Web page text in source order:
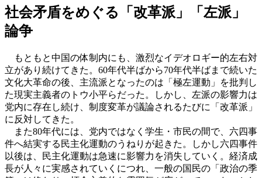
社会矛盾をめぐる「改革派」「左派」
論争
もともと中国の体制内にも、激烈なイデオロギー的左右対
立があり続けてきた。60年代半ばから70年代半ばまで続いた
文化大革命の後、主流派となったのは「極左運動」を批判し
た現実主義者のトウ小平らだった。しかし、左派の影響力は
党内に存在し続け、制度変革が議論されるたびに「改革派」
に反対してきた。
また80年代には、党内ではなく学生・市民の間で、六四事
件へ結実する民主化運動のうねりが起きた。しかし六四事件
以後は、民主化運動は急速に影響力を消失していく。経済成
長が人々に実感されていくにつれ、一般の国民の「政治の季